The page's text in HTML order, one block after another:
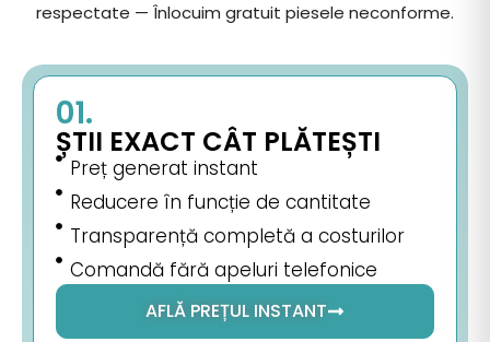
respectate — Înlocuim gratuit piesele neconforme.
01.
ȘTII EXACT CÂT PLĂTEȘTI
Preț generat instant
Reducere în funcție de cantitate
Transparență completă a costurilor
Comandă fără apeluri telefonice
AFLĂ PREȚUL INSTANT